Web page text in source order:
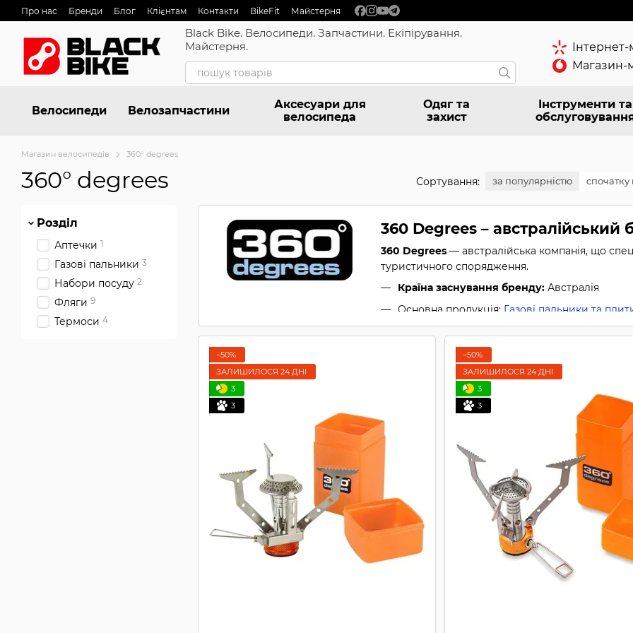
Перейти до основного контенту
Про нас Бренди Блог Клієнтам Контакти BikeFit Майстерня
Black Bike. Велосипеди. Запчастини. Екіпірування.
Майстерня.
Магазин-
Велосипеди Велозапчастини
Аксесуари для
велосипеда
Одяг та
захист
Інструменти та
Магазин велосипедів 360° degrees
360° degrees Сортування: за популярністю спочатку
360 Degrees –
360 Degrees — австралійська компанія, що
туристичного спорядження.
Країна заснування бренду: Австралія
Основна продукція: Газові пальники та
−50%
ЗАЛИШИЛОСЯ 24 ДНІ
3
3
−50%
ЗАЛИШИЛОСЯ 24 ДНІ
3
3
Розділ
Аптечки 1
Газові пальники 3
Набори посуду 2
Фляги 9
Термоси 4